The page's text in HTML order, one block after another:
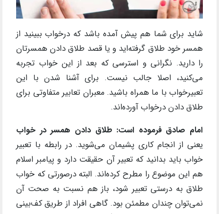
شاید برای شما هم پیش آمده باشد که درخواب ببینید از
همسر خود طلاق گرفته‌اید و یا قصد طلاق دادن همسرتان
را دارید. نگرانی و استرسی که بعد از این خواب تجربه
می‌کنید، اصلا جالب نیست. برای آشنا شدن با این
تعبیرخواب با ما همراه باشید. معبران تعابیر متفاوتی برای
طلاق دادن درخواب آورده‌اند.
امام صادق فرموده است: طلاق دادن همسر در خواب
یعنی از انجام کاری پشیمان می‌شوید. در ‌رابطه با تعبیر
خواب باید بدانید که تعبیر آن حقیقت دارد و پیامبر اسلام
هم این موضوع را مطرح کرده‌اند. البته درصورتی که خواب
طلاق به درستی تعبیر شود، باز هم نسبت به صحت آن
نمی‌توان چندان مطمئن بود. گاهی افراد از طریق کف‌بینی